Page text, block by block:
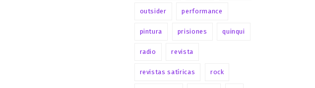
outsider performance
pintura prisiones quinqui
radio revista
revistas satíricas rock